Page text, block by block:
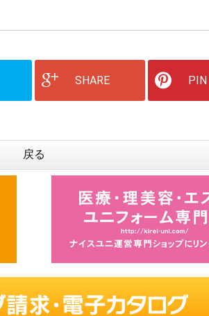
SHARE
戻る